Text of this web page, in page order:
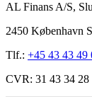
AL Finans A/S,
2450 København
Tlf.: +45 43 43 49
CVR: 31 43 34 28